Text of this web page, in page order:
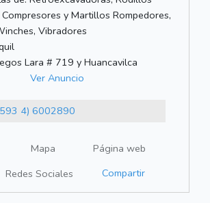
y Martillos Rompedores,
Vibradores
Lara # 719 y Huancavilca
Ver Anuncio
4) 6002890
Mapa
Página web
Redes Sociales Compartir